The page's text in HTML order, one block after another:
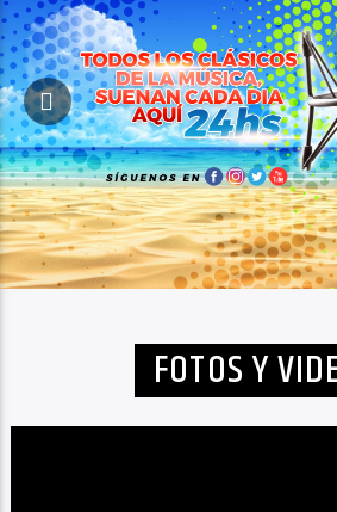
FOTOS Y